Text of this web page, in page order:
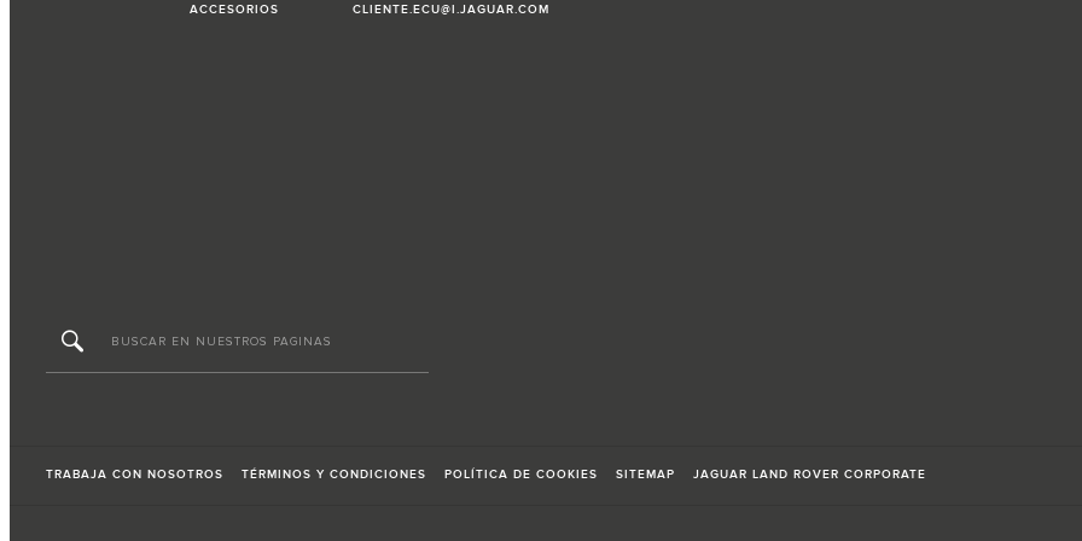
ACCESORIOS
CLIENTE.ECU@I.JAGUAR.COM
TRABAJA CON NOSOTROS TÉRMINOS Y CONDICIONES POLÍTICA DE COOKIES SITEMAP JAGUAR LAND ROVER CORPORATE